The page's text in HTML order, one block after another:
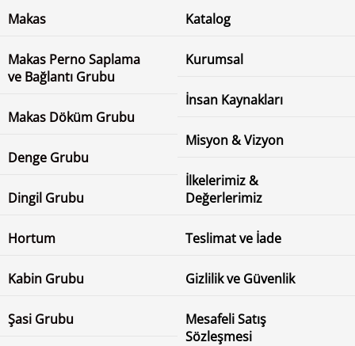
Makas
Makas Perno Saplama
ve Bağlantı Grubu
Makas Döküm Grubu
Denge Grubu
Dingil Grubu
Hortum
Kabin Grubu
Şasi Grubu
Katalog
Kurumsal
İnsan Kaynakları
Misyon & Vizyon
İlkelerimiz &
Değerlerimiz
Teslimat ve İade
Gizlilik ve Güvenlik
Mesafeli Satış
Sözleşmesi